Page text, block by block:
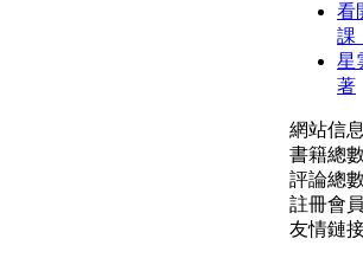
看
星
著
網站信息
書籍總
評論總
註冊會
友情鏈